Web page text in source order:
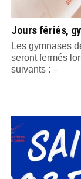
Jours fériés,
Les gymnases
seront fermés
suivants : –